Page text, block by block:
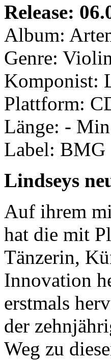
Release:
Album:
Genre:
Komponist:
Plattform:
Länge: -
Label: BMG
Lindseys
Auf ihrem
hat die mit
Tänzerin,
Innovation
erstmals
der
Weg zu